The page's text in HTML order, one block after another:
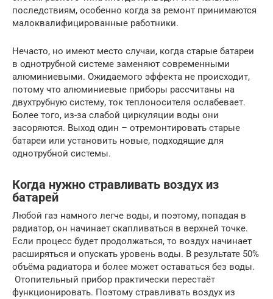
последствиям, особенно когда за ремонт принимаются
малоквалифицированные работники.
Нечасто, но имеют место случаи, когда старые батареи
в однотрубной системе заменяют современными
алюминиевыми. Ожидаемого эффекта не происходит,
потому что алюминиевые приборы рассчитаны на
двухтрубную систему, ток теплоносителя ослабевает.
Более того, из-за слабой циркуляции воды они
засоряются. Выход один – отремонтировать старые
батареи или установить новые, подходящие для
однотрубной системы.
Когда нужно стравливать воздух из
батарей
Любой газ намного легче воды, и поэтому, попадая в
радиатор, он начинает скапливаться в верхней точке.
Если процесс будет продолжаться, то воздух начинает
расширяться и опускать уровень воды. В результате 50%
объёма радиатора и более может оставаться без воды.
Отопительный прибор практически перестаёт
функционировать. Поэтому стравливать воздух из